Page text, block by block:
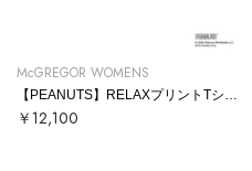
McGREGOR WOMENS
￥12,100